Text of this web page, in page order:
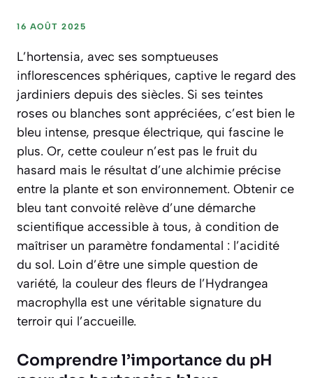
16 AOÛT 2025
L’hortensia, avec ses somptueuses
inflorescences sphériques, captive le regard des
jardiniers depuis des siècles. Si ses teintes
roses ou blanches sont appréciées, c’est bien le
bleu intense, presque électrique, qui fascine le
plus. Or, cette couleur n’est pas le fruit du
hasard mais le résultat d’une alchimie précise
entre la plante et son environnement. Obtenir ce
bleu tant convoité relève d’une démarche
scientifique accessible à tous, à condition de
maîtriser un paramètre fondamental : l’acidité
du sol. Loin d’être une simple question de
variété, la couleur des fleurs de l’Hydrangea
macrophylla est une véritable signature du
terroir qui l’accueille.
Comprendre l’importance du pH